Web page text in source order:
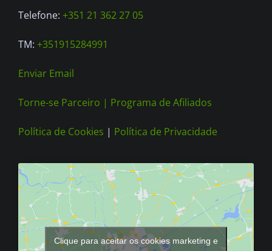
Telefone: +351 21 362 27 05
TM: +351915284991
Enviar Email
Torne-se Parceiro | Programa de Afiliados
Política de Cookies | Política de Privacidade
Clique para aceitar os cookies marketing e